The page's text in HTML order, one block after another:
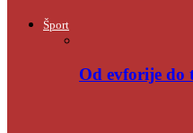
Šport
Od evforije do